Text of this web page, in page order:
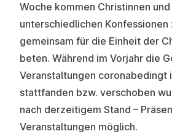
Woche kommen Christinnen
unterschiedlichen Konfessionen
gemeinsam für die Einheit der
beten. Während im Vorjahr die
Veranstaltungen coronabedingt
stattfanden bzw. verschoben
nach derzeitigem Stand –
Veranstaltungen möglich.